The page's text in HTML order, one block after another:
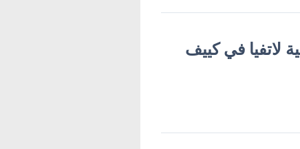
لاتفيا في كييف